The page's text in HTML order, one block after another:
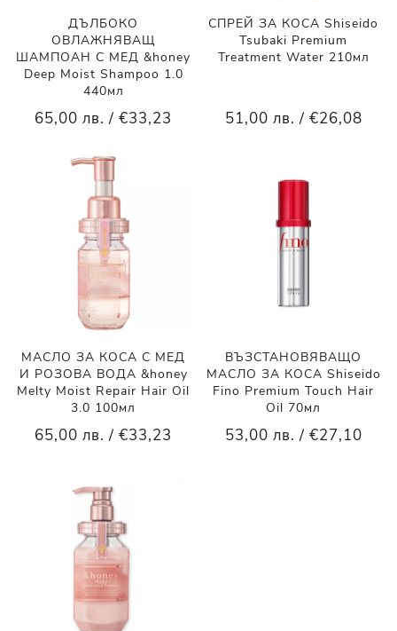
ДЪЛБОКО
ОВЛАЖНЯВАЩ
ШАМПОАН С МЕД &honey
Deep Moist Shampoo 1.0
440мл
65,00 лв. / €33,23
СПРЕЙ ЗА КОСА Shiseido
Tsubaki Premium
Treatment Water 210мл
51,00 лв. / €26,08
МАСЛО ЗА КОСА С МЕД
И РОЗОВА ВОДА &honey
Melty Moist Repair Hair Oil
3.0 100мл
65,00 лв. / €33,23
ВЪЗСТАНОВЯВАЩО
МАСЛО ЗА КОСА Shiseido
Fino Premium Touch Hair
Oil 70мл
53,00 лв. / €27,10